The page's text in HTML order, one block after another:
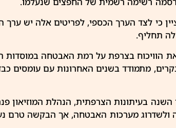
כי לצד הערך הכספי, לפריטים אלה יש ערך
תחליף.
הוויכוח בצרפת על רמת האבטחה במוסדות
מתמודד בשנים האחרונות עם עומסים
השנה בעיתונות הצרפתית, הנהלת
ולשדרוג מערכות האבטחה, אך הבקשה טרם